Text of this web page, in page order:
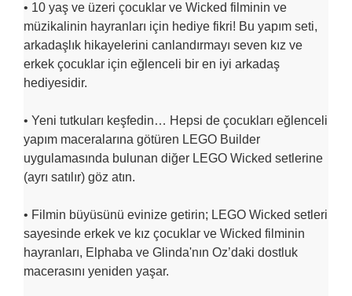
• 10 yaş ve üzeri çocuklar ve Wicked filminin ve
müzikalinin hayranları için hediye fikri! Bu yapım seti,
arkadaşlık hikayelerini canlandırmayı seven kız ve
erkek çocuklar için eğlenceli bir en iyi arkadaş
hediyesidir.
• Yeni tutkuları keşfedin… Hepsi de çocukları eğlenceli
yapım maceralarına götüren LEGO Builder
uygulamasında bulunan diğer LEGO Wicked setlerine
(ayrı satılır) göz atın.
• Filmin büyüsünü evinize getirin; LEGO Wicked setleri
sayesinde erkek ve kız çocuklar ve Wicked filminin
hayranları, Elphaba ve Glinda'nın Oz’daki dostluk
macerasını yeniden yaşar.